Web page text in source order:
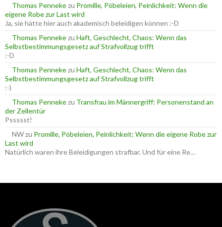
c
h
:
Thomas Pennekezu Promille, Pöbeleien, Peinlichkeit: Wenn die
eigene Robe zur Last wird
Ja, sie hätte hier auch akademisch beleidigen können :-D
Thomas Pennekezu Haft, Geschlecht, Chaos: Wenn das
Selbstbestimmungsgesetz auf Strafvollzug trifft
:-D
Thomas Pennekezu Haft, Geschlecht, Chaos: Wenn das
Selbstbestimmungsgesetz auf Strafvollzug trifft
:-)
Thomas Pennekezu Transfrau im Männergriff: Personenstand an
der Zellentür
Pssssst!
NWzu Promille, Pöbeleien, Peinlichkeit: Wenn die eigene Robe zur
Last wird
Natürlich waren ihre Beleidigungen strafbar. Und für eine Re…